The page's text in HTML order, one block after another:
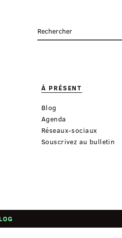
À PRÉSENT
Blog
Agenda
Réseaux-sociaux
Souscrivez au bulletin